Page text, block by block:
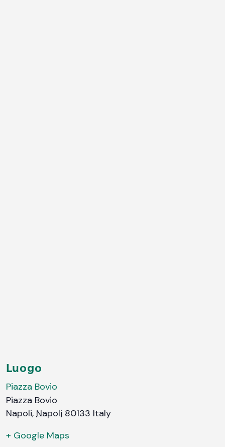
Luogo
Piazza Bovio
Piazza Bovio
Napoli, Napoli 80133 Italy
+ Google Maps